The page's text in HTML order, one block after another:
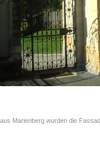
Marienberg wurden die